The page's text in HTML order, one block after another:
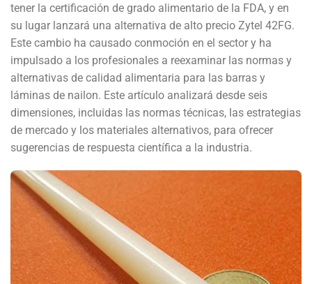
tener la certificación de grado alimentario de la FDA, y en
su lugar lanzará una alternativa de alto precio Zytel 42FG.
Este cambio ha causado conmoción en el sector y ha
impulsado a los profesionales a reexaminar las normas y
alternativas de calidad alimentaria para las barras y
láminas de nailon. Este artículo analizará desde seis
dimensiones, incluidas las normas técnicas, las estrategias
de mercado y los materiales alternativos, para ofrecer
sugerencias de respuesta científica a la industria.